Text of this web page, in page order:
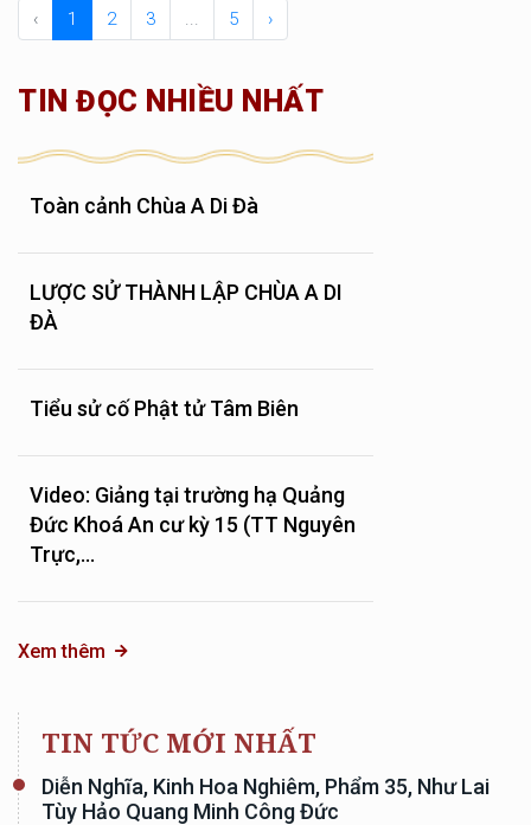
‹ 1 2 3 ... 5 ›
TIN ĐỌC NHIỀU NHẤT
Toàn cảnh Chùa A Di Đà
LƯỢC SỬ THÀNH LẬP CHÙA A DI
ĐÀ
Tiểu sử cố Phật tử Tâm Biên
Video: Giảng tại trường hạ Quảng
Đức Khoá An cư kỳ 15 (TT Nguyên
Trực,...
Xem thêm
TIN TỨC MỚI NHẤT
Diễn Nghĩa, Kinh Hoa Nghiêm, Phẩm 35, Như Lai
Tùy Hảo Quang Minh Công Đức